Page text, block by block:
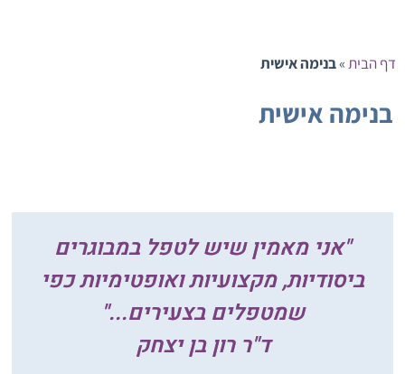
הבית»בנימה אישית
בנימה אישית
"אני מאמין שיש לטפל במבוגרים
ביסודיות, מקצועיות ואופטימיות כפי
שמטפלים בצעירים..."
ד"ר רון בן יצחק